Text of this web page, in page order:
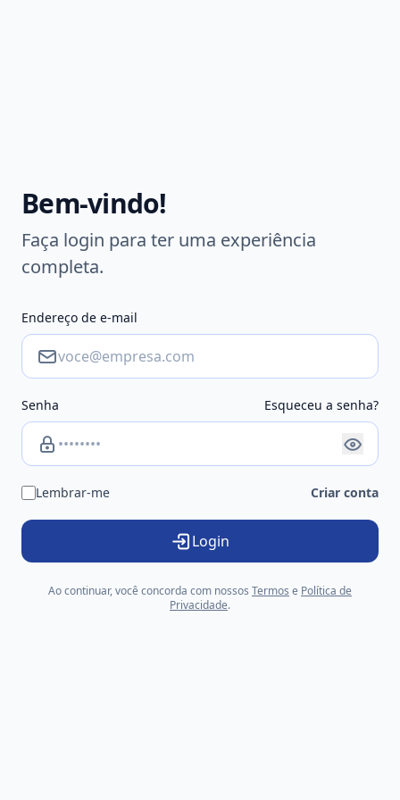
Bem-vindo!
Faça login para ter uma experiência
completa.
Endereço de e-mail
Senha Esqueceu a senha?
Lembrar-me Criar conta
Login
Ao continuar, você concorda com nossos Termos e Política de
Privacidade.